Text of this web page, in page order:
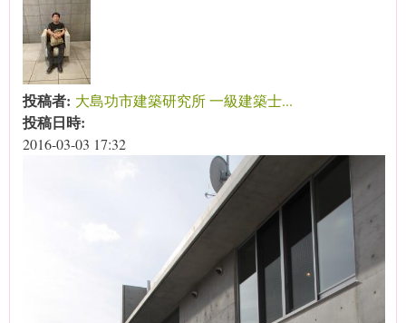
投稿者: 大島功市建築研究所 一級建築士...
投稿日時:
2016-03-03 17:32